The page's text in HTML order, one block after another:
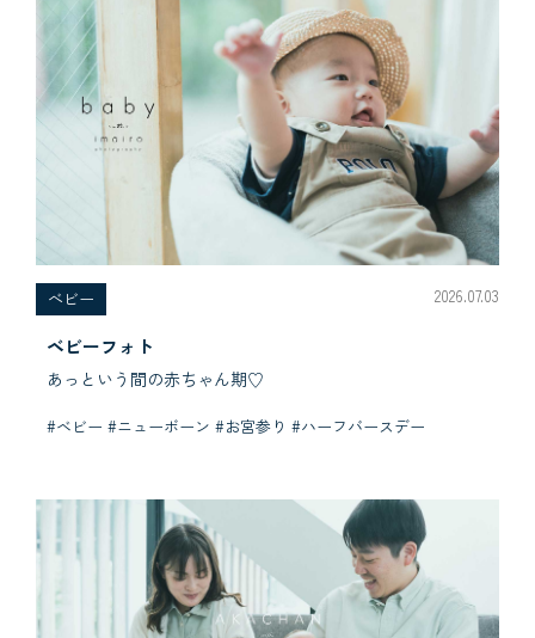
べビー 2026.07.03
ベビーフォト
あっという間の赤ちゃん期♡
#ベビー #ニューボーン #お宮参り #ハーフバースデー